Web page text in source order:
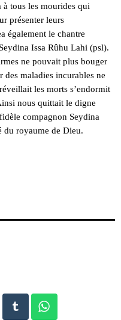
tous les mourides qui
présenter leurs
également le chantre
Issa Rûhu Lahi (psl).
ne pouvait plus bouger
maladies incurables ne
les morts s’endormit
nous quittait le digne
compagnon Seydina
du royaume de Dieu.